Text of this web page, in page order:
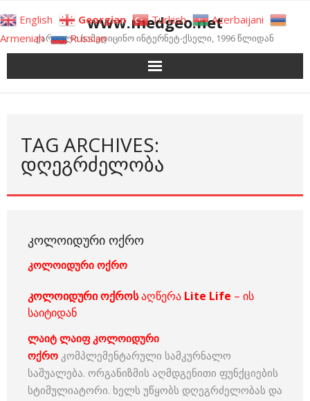
to
content
www.medgeo.net
ქართული სამედიცინო ინტერნეტ-ქსელი, 1996 წლიდან
TAG ARCHIVES:
ᲓᲦᲔᲒᲠᲫᲔᲚᲝᲑᲐ
ᲙᲝᲚᲝᲘᲓᲣᲠᲘ ᲝᲥᲠᲝ
კოლოიდური ოქრო
კოლოიდური ოქროსაღწერა Lite Life – ის
საიტიდან
ლაიტ ლაიფ კოლოიდური
ოქრო კომპლემენტარული სამკურნალო
საშუალება. ორგანიზმის აღმდგენითი ფუნქციების
სტიმულიატორი. ხელს უწყობს დღეგრძელობას და
English Georgian Turkish
Azerbaijani
Armenian
Russian